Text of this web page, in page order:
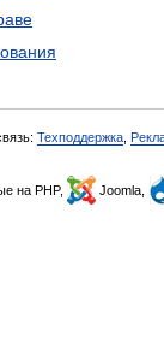
Техподдержка
на PHP, Joomla,